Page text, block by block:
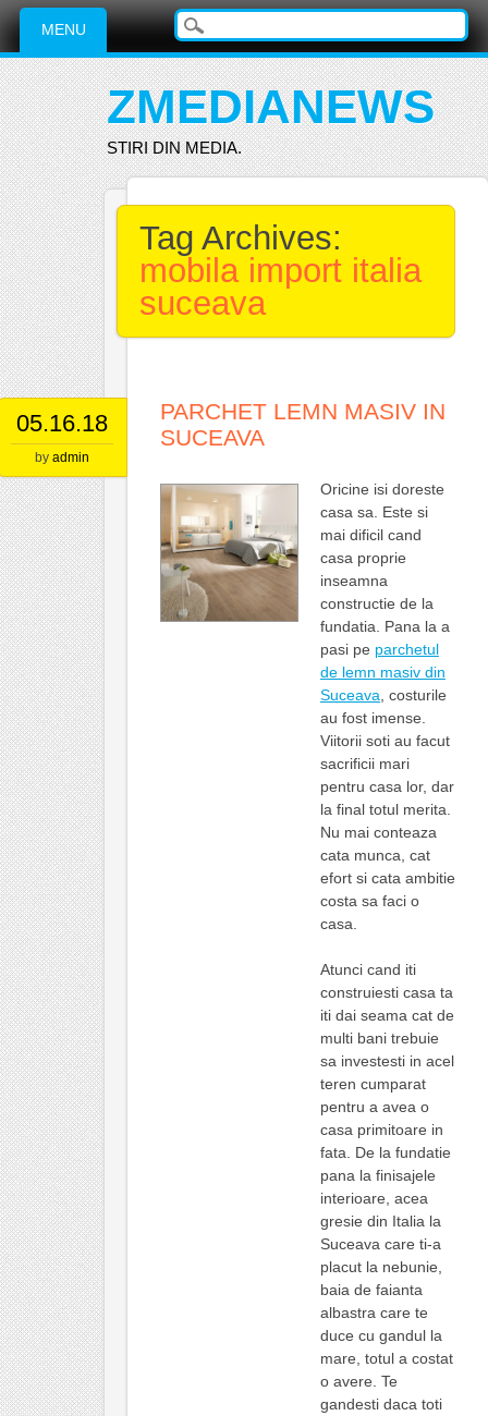
Main menu
Skip
content
MENU
ZMEDIANEWS
STIRI DIN MEDIA.
Tag Archives:
mobila import italia
suceava
05.16.18
by admin
PARCHET LEMN MASIV IN
SUCEAVA
Oricine isi doreste
casa sa. Este si
mai dificil cand
casa proprie
inseamna
constructie de la
fundatia. Pana la a
pasi pe parchetul
de lemn masiv din
Suceava , costurile
au fost imense.
Viitorii soti au facut
sacrificii mari
pentru casa lor, dar
la final totul merita.
Nu mai conteaza
cata munca, cat
efort si cata ambitie
costa sa faci o
casa.
Atunci cand iti
construiesti casa ta
iti dai seama cat de
multi bani trebuie
sa investesti in acel
teren cumparat
pentru a avea o
casa primitoare in
fata. De la fundatie
pana la finisajele
interioare, acea
gresie din Italia la
Suceava care ti-a
placut la nebunie,
baia de faianta
albastra care te
duce cu gandul la
mare, totul a costat
o avere. Te
gandesti daca toti